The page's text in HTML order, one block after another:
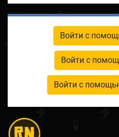
Войти с
Войти с
Войти с